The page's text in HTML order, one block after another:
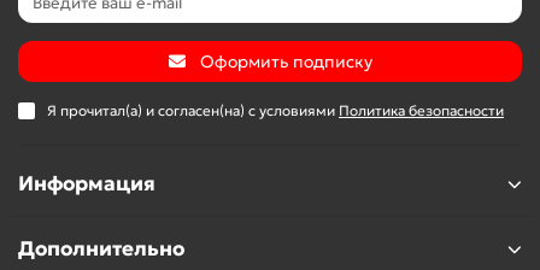
Оформить подписку
Я прочитал(а) и согласен(на) с условиями Политика безопасности
Информация
Дополнительно